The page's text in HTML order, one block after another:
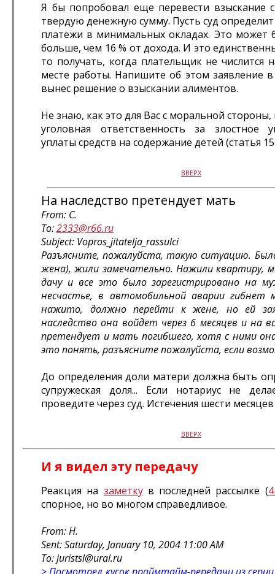
Я бы попробовал еще перевести взыскание
твердую денежную сумму. Пусть суд
платежи в минимальных окладах. Это может
больше, чем 16 % от дохода. И это
то получать, когда плательщик не числится
месте работы. Напишите об этом заявление
вынес решение о взыскании алиментов.
Не знаю, как это для Вас с моральной
уголовная ответственность за злостное
уплаты средств на содержание детей (статья
ВВЕРХ
На наследство претендует мать
From: С.
To:2333@r66.ru
Subject: Vopros_jitatelja_rassulci
Разъясните, пожалуйста, такую ситуацию.
жена), жили замечательно. Нажили квартиру,
дачу и все это было зарегистрировано на
несчастье, в автомобильной аварии гибнет
нажито, должно перейти к жене, но ей
наследство она войдет через 6 месяцев и на
претендует и мать погибшего, хотя с ними
это понять, разъясните пожалуйста, если
До определения доли матери должна быть
супружеская доля... Если нотариус не
проведите через суд. Истечения шести
ВВЕРХ
И я видел эту передачу
Реакция на заметкув последней рассылке (
спорное, но во многом справедливое.
From: H.
Sent: Saturday, January 10, 2004 11:00 AM
To: juristsl@ural.ru